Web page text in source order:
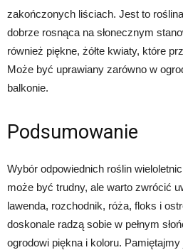
zakończonych liściach. Jest to
dobrze rosnąca na słonecznym
również piękne, żółte kwiaty, które
Może być uprawiany zarówno w
balkonie.
Podsumowanie
Wybór odpowiednich roślin
może być trudny, ale warto zwrócić
lawenda, rozchodnik, róża, floks i
doskonale radzą sobie w pełnym
ogrodowi piękna i koloru.